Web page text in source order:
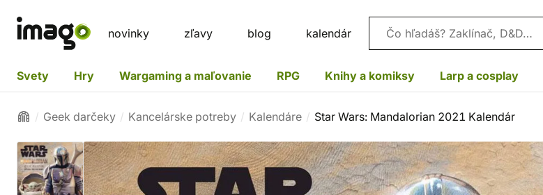
novinky zľavy blog kalendár Vyhľadávanie
Svety Hry Wargaming a maľovanie RPG Knihy a komiksy Larp a cosplay
Geek darčeky Kancelárske potreby Kalendáre Star Wars: Mandalorian 2021 Kalendár